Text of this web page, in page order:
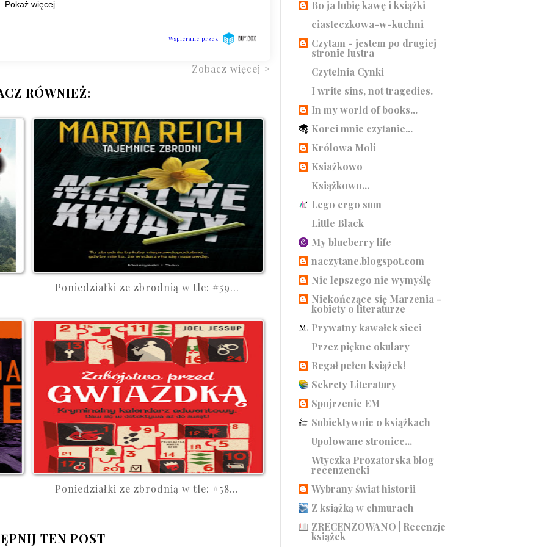
Zobacz więcej >
RÓWNIEŻ:
Poniedziałki ze zbrodnią w tle: #59...
Poniedziałki ze zbrodnią w tle: #58...
TEN POST
Bo ja lubię kawę i książki
ciasteczkowa-w-kuchni
Czytam - jestem po drugiej
stronie lustra
Czytelnia Cynki
I write sins, not tragedies.
In my world of books...
Korci mnie czytanie...
Królowa Moli
Ksiażkowo
Książkowo...
Lego ergo sum
Little Black
My blueberry life
naczytane.blogspot.com
Nic lepszego nie wymyślę
Niekończące się Marzenia -
kobiety o literaturze
Prywatny kawałek sieci
Przez piękne okulary
Regał pełen książek!
Sekrety Literatury
Spojrzenie EM
Subiektywnie o książkach
Upolowane stronice...
Wtyczka Prozatorska blog
recenzencki
Wybrany świat historii
Z książką w chmurach
ZRECENZOWANO | Recenzje
książek